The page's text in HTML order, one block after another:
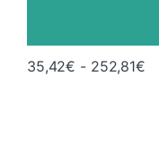
35,42€ - 252,81€
Este producto tiene